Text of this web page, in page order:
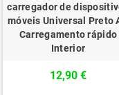
carregador de
móveis Universal Preto
Carregamento rápido
Interior
12,90 €